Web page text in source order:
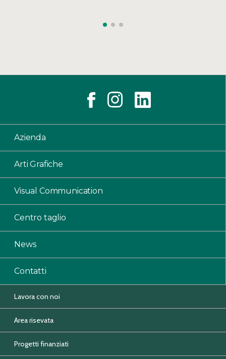
Azienda
Arti Grafiche
Visual Communication
Centro taglio
News
Contatti
Lavora con noi
Area risevata
Progetti finanziati